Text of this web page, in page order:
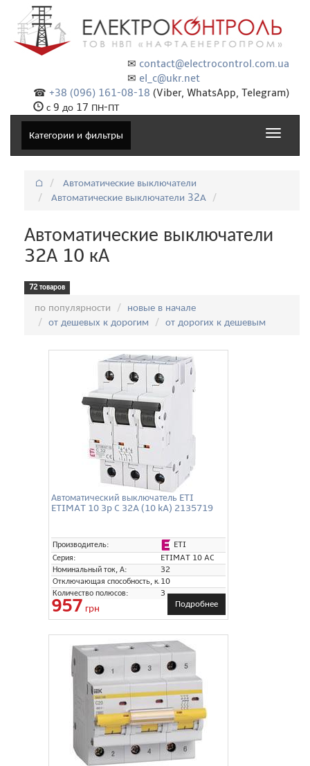
✉ contact@electrocontrol.com.ua
✉ el_c@ukr.net
☎ +38 (096) 161-08-18 (Viber, WhatsApp, Telegram)
с 9 до 17 ПН-ПТ
Категории и фильтры
Toggle
⌂
Автоматические выключатели
Автоматические выключатели 32А
Автоматические выключатели
32А 10 кА
72 товаров
по популярности
новые в начале
от дешевых к дорогим
от дорогих к дешевым
Автоматический выключатель ETI
ETIMAT 10 3p C 32A (10 kA) 2135719
Производитель:
ETI
Серия:
ETIMAT 10 AC
Номинальный ток, А:
32
Отключающая способность, кА:10
Количество полюсов:
3
957 грн Подробнее